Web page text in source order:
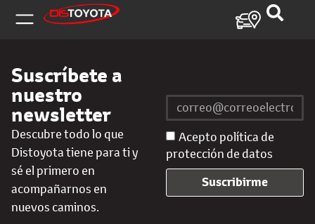
Suscríbete a
nuestro
newsletter
Descubre todo lo que
Distoyota tiene para ti y
sé el primero en
acompañarnos en
nuevos caminos.
Acepto política de
protección de datos
Suscribirme